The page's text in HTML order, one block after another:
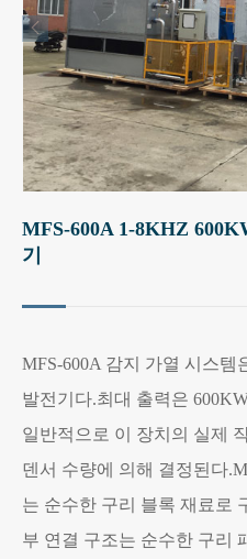

MFS-600A 1-8KHZ
기
MFS-600A 감지 가열 시스템
발전기다.최대 출력은
일반적으로 이 장치의 실제
덴서 수량에 의해 결정된다
는 순수한 구리 블록 재료로
부 연결 구조는 순수한 구리